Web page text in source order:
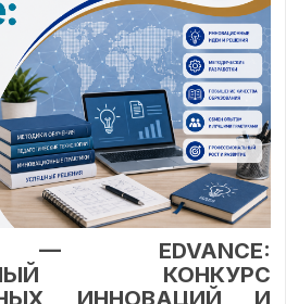
— EDVANCE:
КОНКУРС
ИННОВАЦИЙ И